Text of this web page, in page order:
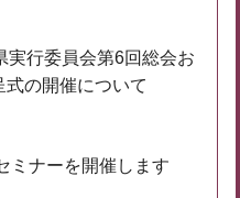
実行委員会第6回総会お
式の開催について
ミナーを開催します